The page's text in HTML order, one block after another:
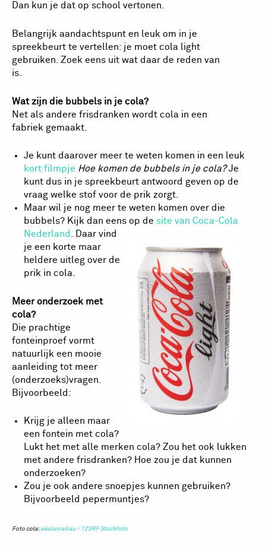
Dan kun je dat op school vertonen.
Belangrijk aandachtspunt en leuk om in je
spreekbeurt te vertellen: je moet cola light
gebruiken. Zoek eens uit wat daar de reden van
is.
Wat zijn die bubbels in je cola?
Net als andere frisdranken wordt cola in een
fabriek gemaakt.
Je kunt daarover meer te weten komen in een leuk
kort filmpje Hoe komen de bubbels in je cola?Je
kunt dus in je spreekbeurt antwoord geven op de
vraag welke stof voor de prik zorgt.
Maar wil je nog meer te weten komen over die
bubbels? Kijk dan eens op de site van Coca-Cola
Nederland
. Daar vind
je een korte maar
heldere uitleg over de
prik in cola.
Meer onderzoek met
cola?
Die prachtige
fonteinproef vormt
natuurlijk een mooie
aanleiding tot meer
(onderzoeks)vragen.
Bijvoorbeeld:
Krijg je alleen maar
een fontein met cola?
Lukt het met alle merken cola? Zou het ook lukken
met andere frisdranken? Hoe zou je dat kunnen
onderzoeken?
Zou je ook andere snoepjes kunnen gebruiken?
Bijvoorbeeld pepermuntjes?
Foto cola:akulamatiau / 123RF Stockfoto